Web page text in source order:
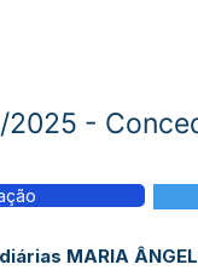
-
MARIA